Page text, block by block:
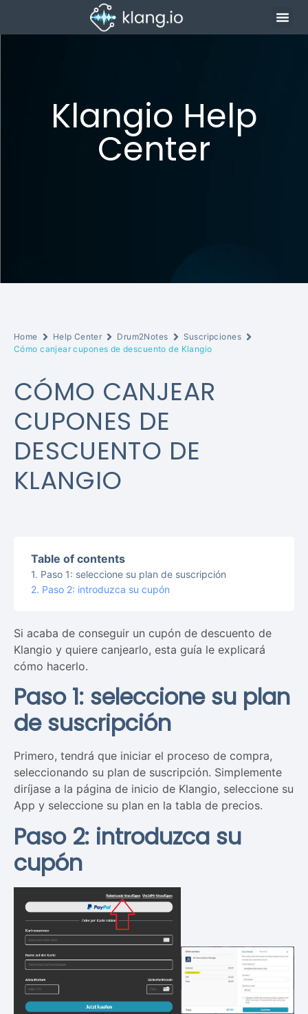
Klangio Help
Center
Home Help Center Drum2Notes
Suscripciones
Cómo canjear cupones de descuento de Klangio
CÓMO CANJEAR
CUPONES DE
DESCUENTO DE
KLANGIO
Table of contents
Paso 1: seleccione su plan de suscripción
Paso 2: introduzca su cupón
Si acaba de conseguir un cupón de descuento de
Klangio y quiere canjearlo, esta guía le explicará
cómo hacerlo.
Paso 1: seleccione su plan
de suscripción
Primero, tendrá que iniciar el proceso de compra,
seleccionando su plan de suscripción. Simplemente
diríjase a la página de inicio de Klangio, seleccione su
App y seleccione su plan en la tabla de precios.
Paso 2: introduzca su
cupón